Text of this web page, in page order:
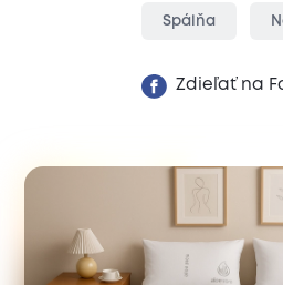
Spálňa
Zdieľať na